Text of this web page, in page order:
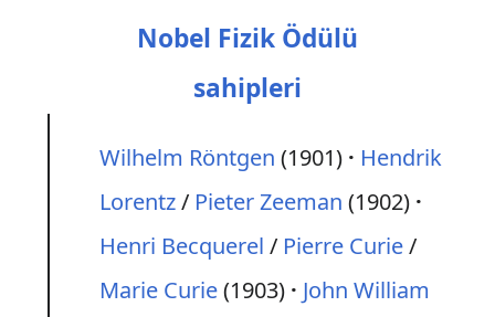
Nobel Fizik Ödülü
sahipleri
Wilhelm Röntgen (1901)
Hendrik
Lorentz/ Pieter Zeeman (1902)
Henri Becquerel / Pierre Curie/
Marie Curie(1903)
John William